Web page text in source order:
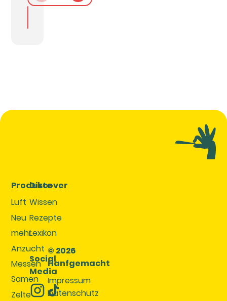
Produkte
Luft
Neu
mehr
Anzucht
Messen
Samen
Zelte
Discover
Wissen
Rezepte
Lexikon
Social
Media
© 2026
Hanfgemacht
Impressum
Datenschutz